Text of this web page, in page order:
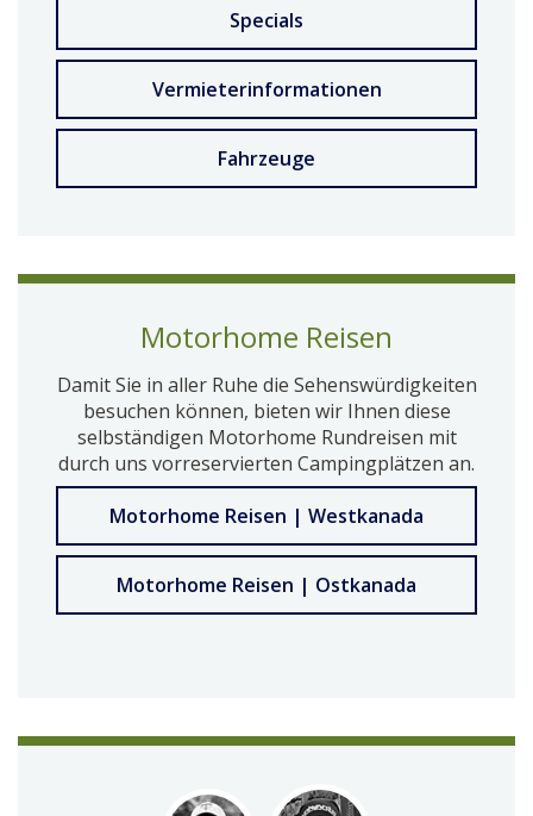
Specials
Vermieterinformationen
Fahrzeuge
Motorhome Reisen
Damit Sie in aller Ruhe die Sehenswürdigkeiten
besuchen können, bieten wir Ihnen diese
selbständigen Motorhome Rundreisen mit
durch uns vorreservierten Campingplätzen an.
Motorhome Reisen | Westkanada
Motorhome Reisen | Ostkanada